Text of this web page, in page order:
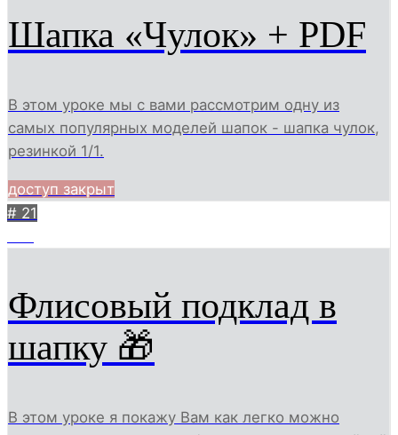
Шапка «Чулок» + PDF
В этом уроке мы с вами рассмотрим одну из
самых популярных моделей шапок - шапка чулок,
резинкой 1/1.
доступ закрыт
# 21
Флисовый подклад в
шапку 🎁
В этом уроке я покажу Вам как легко можно